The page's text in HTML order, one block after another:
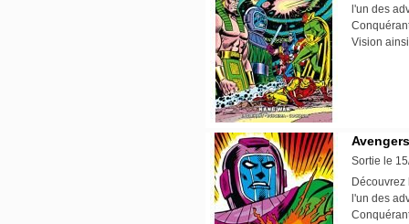
l'un des
Vision
Sortie le
l'un des